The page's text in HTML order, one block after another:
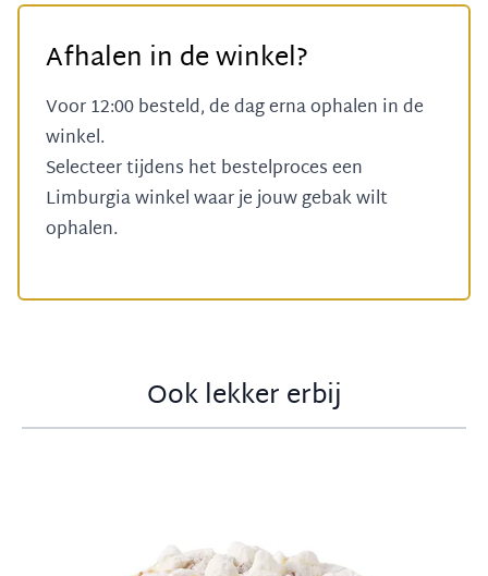
Afhalen in de winkel?
Voor 12:00 besteld, de dag erna ophalen in de
winkel.
Selecteer tijdens het bestelproces een
Limburgia winkelwaar je jouw gebak wilt
ophalen.
Ook lekker erbij